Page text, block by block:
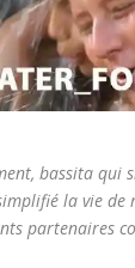
bassita qui
la vie de
partenaires